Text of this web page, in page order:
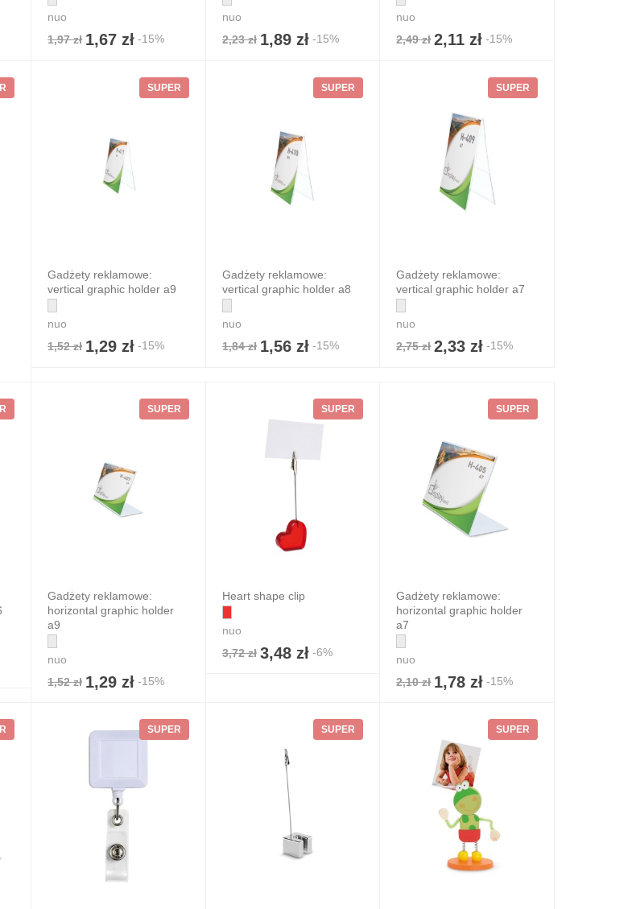
nuo
1,97 zł 1,67 zł -15%
nuo
2,23 zł 1,89 zł-15%
nuo
2,49 zł 2,11 zł -15%
SUPER
Gadżety reklamowe:
vertical graphic holder a9
nuo
1,52 zł 1,29 zł -15%
SUPER
Gadżety reklamowe:
vertical graphic holder a8
nuo
1,84 zł 1,56 zł-15%
SUPER
Gadżety reklamowe:
vertical graphic holder a7
nuo
2,75 zł 2,33 zł -15%
SUPER
Gadżety reklamowe:
horizontal graphic holder
a9
nuo
1,52 zł 1,29 zł -15%
SUPER
Heart shape clip
nuo
3,72 zł 3,48 zł-6%
SUPER
Gadżety reklamowe:
horizontal graphic holder
a7
nuo
2,10 zł 1,78 zł -15%
SUPER SUPER SUPER